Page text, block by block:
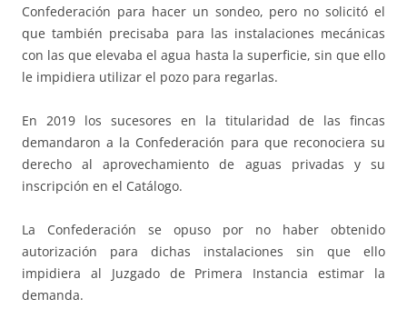
Confederación para hacer un sondeo, pero no solicitó el
que también precisaba para las instalaciones mecánicas
con las que elevaba el agua hasta la superficie, sin que ello
le impidiera utilizar el pozo para regarlas.
En 2019 los sucesores en la titularidad de las fincas
demandaron a la Confederación para que reconociera su
derecho al aprovechamiento de aguas privadas y su
inscripción en el Catálogo.
La Confederación se opuso por no haber obtenido
autorización para dichas instalaciones sin que ello
impidiera al Juzgado de Primera Instancia estimar la
demanda.